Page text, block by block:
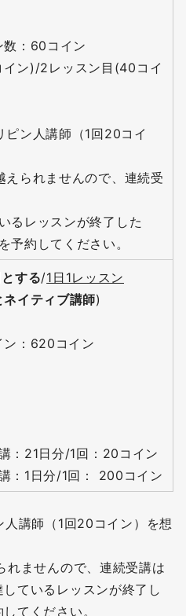
数：60コイン
ン)/2レッスン目(40コイ
ピン人講師（1回20コイ
えられませんので、連続受
るレッスンが終了した
予約してください。
する/1日1レッスン
イティブ講師)
ン：620コイン
：21日分/1回：20コイン
：1日分/1回： 200コイン
講師（1回20コイン）を想
ませんので、連続受講は
ているレッスンが終了し
てください。